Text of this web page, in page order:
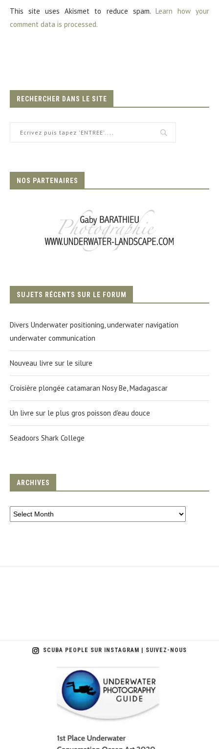
This site uses Akismet to reduce spam. Learn how your
comment data is processed.
RECHERCHER DANS LE SITE
NOS PARTENAIRES
SUJETS RÉCENTS SUR LE FORUM
Divers Underwater positioning, underwater navigation
underwater communication
Nouveau livre sur le silure
Croisière plongée catamaran Nosy Be, Madagascar
Un livre sur le plus gros poisson d'eau douce
Seadoors Shark College
ARCHIVES
SCUBA PEOPLE SUR INSTAGRAM | SUIVEZ-NOUS
scuba_people_magazine